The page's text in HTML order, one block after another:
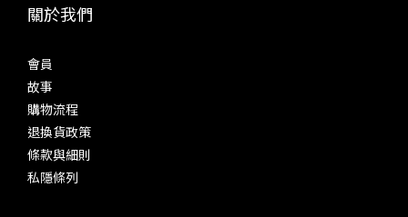
關於我們
會員
故事
購物流程
退換貨政策
條款與細則
私隱條列